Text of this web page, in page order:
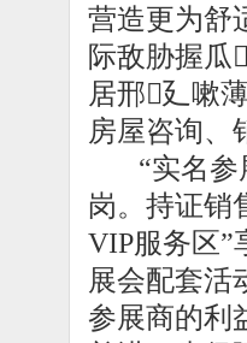
营造更为舒
际敌胁握瓜
居邢廴嗽
房屋咨询、
“实名参
岗。持证销
VIP服务区”
展会配套活
参展商的利